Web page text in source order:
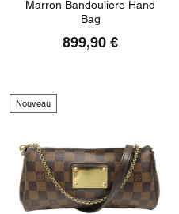
Marron Bandouliere Hand
Bag
899,90 €
Nouveau